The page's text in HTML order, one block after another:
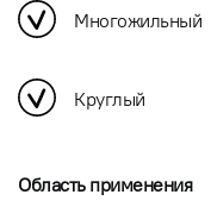
Многожильный
Круглый
Область применения